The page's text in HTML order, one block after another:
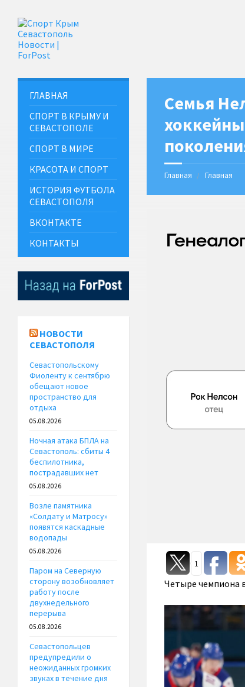
Семья
Главная Главная
1
Четыре чемпиона
ГЛАВНАЯ
СПОРТ В КРЫМУ И
СЕВАСТОПОЛЕ
СПОРТ В МИРЕ
КРАСОТА И СПОРТ
ИСТОРИЯ ФУТБОЛА
СЕВАСТОПОЛЯ
ВКОНТАКТЕ
КОНТАКТЫ
НОВОСТИ
СЕВАСТОПОЛЯ
Севастопольскому
Фиоленту к сентябрю
обещают новое
пространство для
отдыха
05.08.2026
Ночная атака БПЛА на
Севастополь: сбиты 4
беспилотника,
пострадавших нет
05.08.2026
Возле памятника
«Солдату и Матросу»
появятся каскадные
водопады
05.08.2026
Паром на Северную
сторону возобновляет
работу после
двухнедельного
перерыва
05.08.2026
Севастопольцев
предупредили о
неожиданных громких
звуках в течение дня